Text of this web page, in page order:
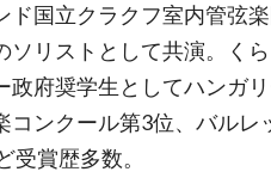
国立クラクフ室内管弦楽
ソリストとして共演。く
府奨学生としてハンガ
コンクール第3位、バルレ
賞歴多数。